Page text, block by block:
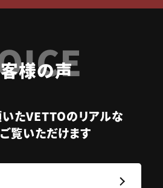
様の声
たVETTOのリアルな
覧いただけます